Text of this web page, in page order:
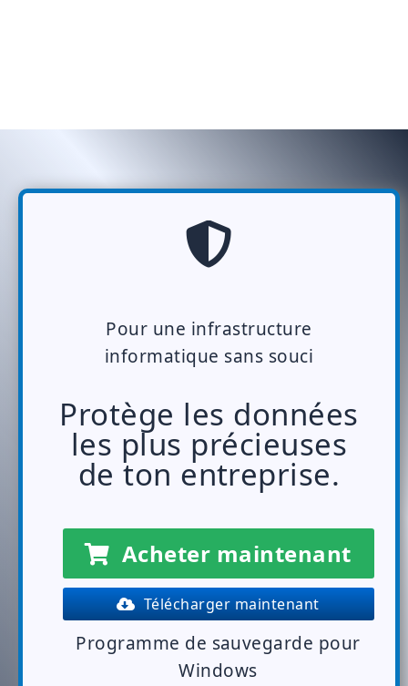
Pour une infrastructure
informatique sans souci
Protège les données
les plus précieuses
de ton entreprise.
Acheter maintenant
Télécharger maintenant
Programme de sauvegarde pour
Windows